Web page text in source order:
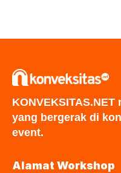
yang bergerak di
event.
Alamat Workshop